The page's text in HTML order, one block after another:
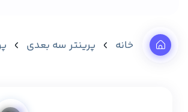
خانه پرینتر سه‌ بعدی